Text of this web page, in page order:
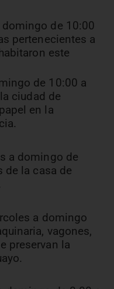
de 10:00
pertenecientes a
este
de 10:00 a
ciudad de
en la
a domingo de
de la casa de
a domingo
vagones,
preservan la